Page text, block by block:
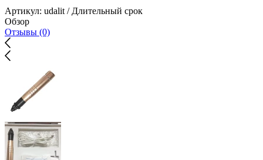
Артикул: udalit / Длительный срок
Обзор
Отзывы (0)